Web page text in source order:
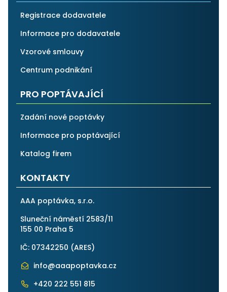
Registrace dodavatele
Informace pro dodavatele
Vzorové smlouvy
Centrum podnikání
PRO POPTÁVAJÍCÍ
Zadání nové poptávky
Informace pro poptávající
Katalog firem
KONTAKTY
AAA poptávka, s.r.o.
Sluneční náměstí 2583/11
155 00 Praha 5
IČ: 07342250 (ARES)
info@aaapoptavka.cz
+420 222 551 815